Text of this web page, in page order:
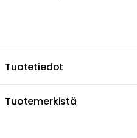
Tuotetiedot
Tuotemerkistä